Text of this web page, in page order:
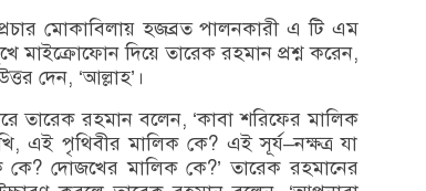
মোকাবিলায় হজব্রত পালনকারী এ টি এম
মাইক্রোফোন দিয়ে তারেক রহমান প্রশ্ন করেন,
দেন, ‘আল্লাহ’।
তারেক রহমান বলেন, ‘কাবা শরিফের মালিক
এই পৃথিবীর মালিক কে? এই সূর্য–নক্ষত্র যা
দোজখের মালিক কে?’ তারেক রহমানের